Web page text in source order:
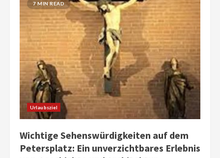
7 MIN READ
Urlaubsziel
Wichtige Sehenswürdigkeiten auf dem
Petersplatz: Ein unverzichtbares Erlebnis